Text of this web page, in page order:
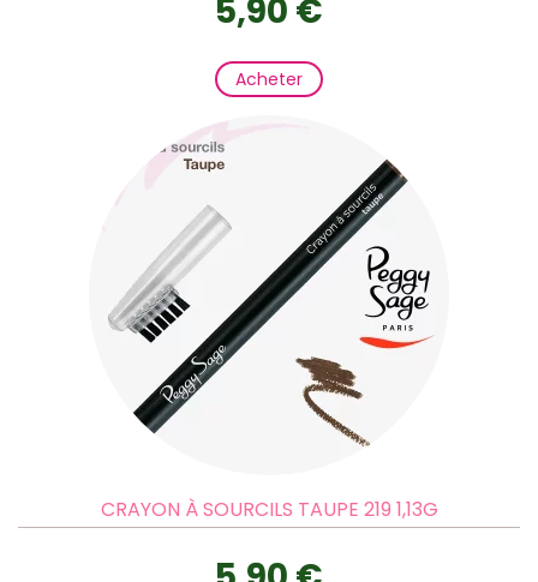
5,90 €
Acheter
CRAYON À SOURCILS TAUPE 219 1,13G